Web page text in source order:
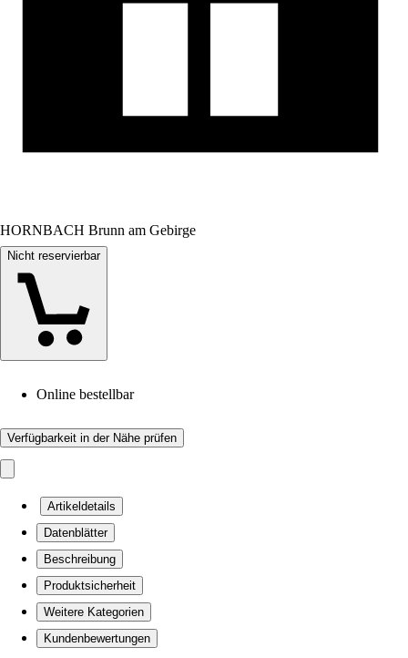
HORNBACH Brunn am Gebirge
Nicht reservierbar
Online bestellbar
Verfügbarkeit in der Nähe prüfen
Artikeldetails
Datenblätter
Beschreibung
Produktsicherheit
Weitere Kategorien
Kundenbewertungen